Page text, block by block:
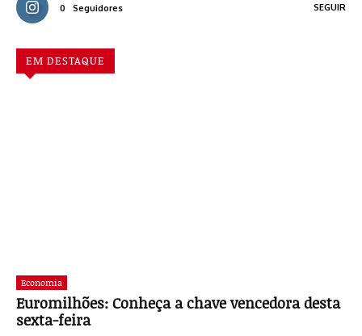
0 Seguidores SEGUIR
EM DESTAQUE
Economia
Euromilhões: Conheça a chave vencedora desta
sexta-feira